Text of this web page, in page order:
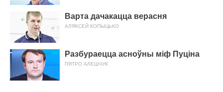
Варта дачакацца верасня
АЛЯКСЕЙ КОПЫЦЬКО
Разбураецца асноўны міф Пуціна
ПЯТРО АЛЕШЧУК